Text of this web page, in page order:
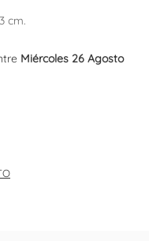
cm.
Miércoles 26 Agosto